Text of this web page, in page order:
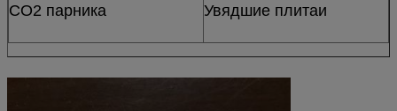
СО2 парника
Увядшие плитаи